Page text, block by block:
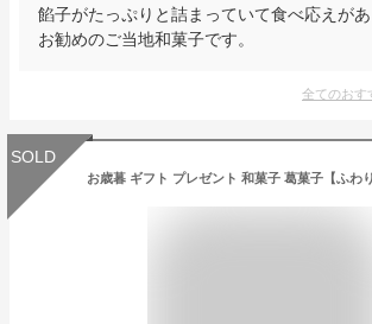
餡子がたっぷりと詰まっていて食べ応えが
お勧めのご当地和菓子です。
全てのおす
SOLD